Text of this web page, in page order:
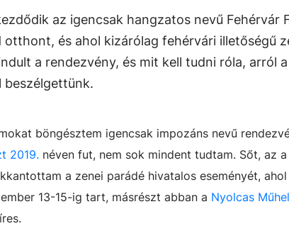
az igencsak hangzatos nevű Fehérvár
otthont, és ahol kizárólag fehérvári illetőségű
a rendezvény, és mit kell tudni róla, arról
beszélgettünk.
böngésztem igencsak impozáns nevű
2019. néven fut, nem sok mindent tudtam. Sőt, az
a zenei parádé hivatalos eseményét,
13-15-ig tart, másrészt abban a Nyolcas